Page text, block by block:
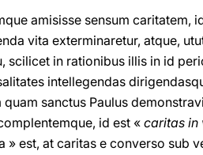
amisisse sensum caritatem,
vita exterminaretur, atque,
in rationibus illis in id
intellegendas
sanctus Paulus
id est « caritas in
est, at caritas e converso sub